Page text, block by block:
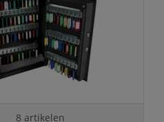
8 artikelen